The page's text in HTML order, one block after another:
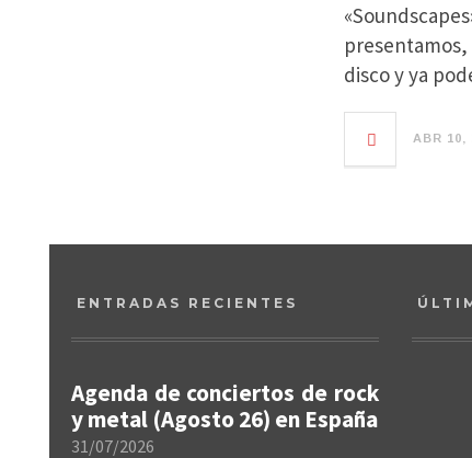
disco y ya
ABR 10,
ENTRADAS RECIENTES
Agenda de conciertos de rock
y metal (Agosto 26) en España
31/07/2026